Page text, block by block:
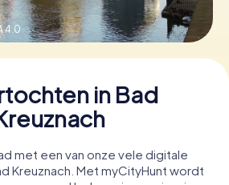
4.0
in Bad
met een van onze vele digitale
Kreuznach. Met myCityHunt wordt